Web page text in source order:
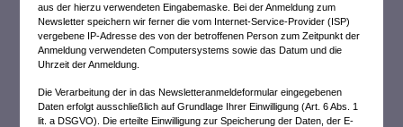
aus der hierzu verwendeten Eingabemaske. Bei der Anmeldung zum
Newsletter speichern wir ferner die vom Internet-Service-Provider (ISP)
vergebene IP-Adresse des von der betroffenen Person zum Zeitpunkt der
Anmeldung verwendeten Computersystems sowie das Datum und die
Uhrzeit der Anmeldung.
Die Verarbeitung der in das Newsletteranmeldeformular eingegebenen
Daten erfolgt ausschließlich auf Grundlage Ihrer Einwilligung (Art. 6 Abs. 1
lit. a DSGVO). Die erteilte Einwilligung zur Speicherung der Daten, der E-